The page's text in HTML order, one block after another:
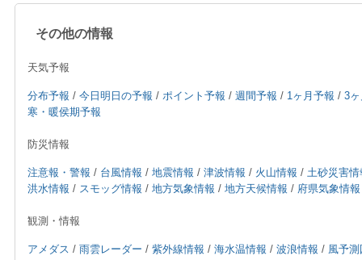
その他の情報
天気予報
分布予報 / 今日明日の予報 / ポイント予報 / 週間予報 / 1ヶ月予報 / 3
寒・暖侯期予報
防災情報
注意報・警報 / 台風情報 / 地震情報 / 津波情報 / 火山情報 / 土砂災害情
洪水情報 / スモッグ情報 / 地方気象情報 / 地方天候情報 / 府県気象情報
観測・情報
アメダス / 雨雲レーダー / 紫外線情報 / 海水温情報 / 波浪情報 / 風予測